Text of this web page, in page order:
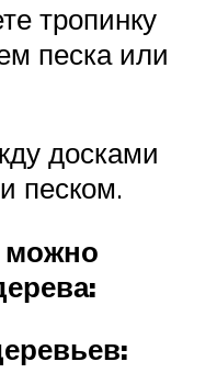
тропинку
песка или
досками
песком.
можно